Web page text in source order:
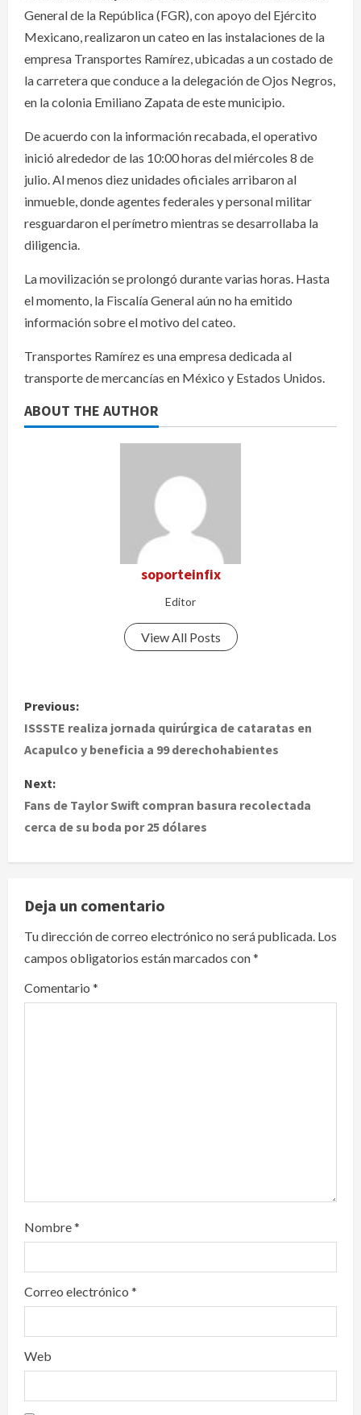
General de la República (FGR), con apoyo del Ejército
Mexicano, realizaron un cateo en las instalaciones de la
empresa Transportes Ramírez, ubicadas a un costado de
la carretera que conduce a la delegación de Ojos Negros,
en la colonia Emiliano Zapata de este municipio.
De acuerdo con la información recabada, el operativo
inició alrededor de las 10:00 horas del miércoles 8 de
julio. Al menos diez unidades oficiales arribaron al
inmueble, donde agentes federales y personal militar
resguardaron el perímetro mientras se desarrollaba la
diligencia.
La movilización se prolongó durante varias horas. Hasta
el momento, la Fiscalía General aún no ha emitido
información sobre el motivo del cateo.
Transportes Ramírez es una empresa dedicada al
transporte de mercancías en México y Estados Unidos.
ABOUT THE AUTHOR
soporteinfix
Editor
View All Posts
P
o
t
n
a
v
i
g
a
Previous:
ISSSTE realiza jornada quirúrgica de cataratas en
Acapulco y beneficia a 99 derechohabientes
Next:
Fans de Taylor Swift compran basura recolectada
cerca de su boda por 25 dólares
Deja un comentario
Tu dirección de correo electrónico no será publicada. Los
campos obligatorios están marcados con*
Comentario *
Nombre*
Correo electrónico *
Web